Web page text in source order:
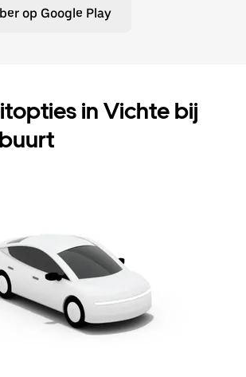
op Google Play
in Vichte bij